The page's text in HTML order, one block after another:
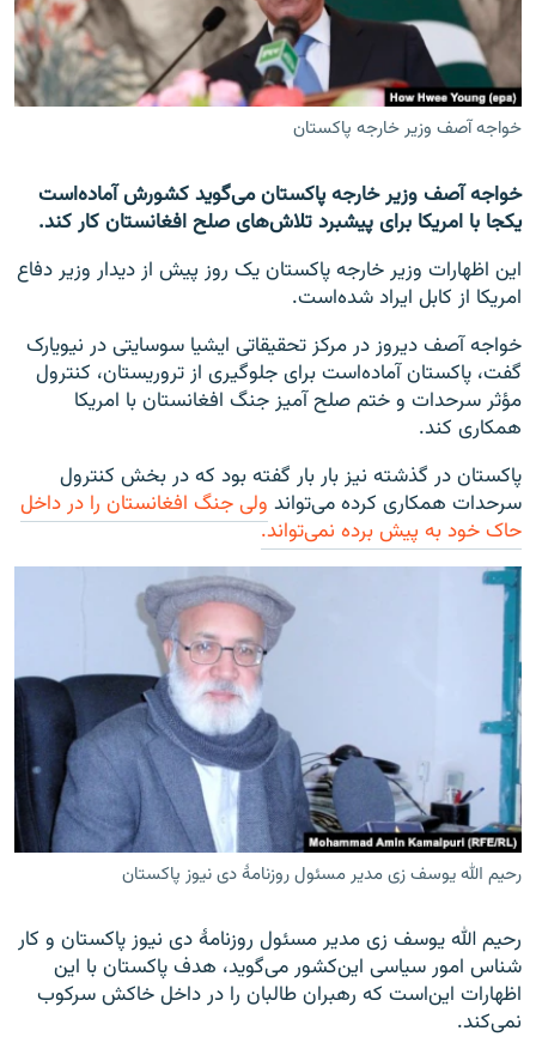
تماس
صفحه پشتو
Azadi English
به ما بپیوندید
همۀ سایت‌های رادیو آزادی/ رادیو اروپای آزاد
خواجه آصف وزیر خارجه پاکستان
خواجه آصف وزیر خارجه پاکستان می‌گوید کشورش آماده‌است
یکجا با امریکا برای پیشبرد تلاش‌های صلح افغانستان کار کند.
این اظهارات وزیر خارجه پاکستان یک روز پیش از دیدار وزیر دفاع
امریکا از کابل ایراد شده‌است.
خواجه آصف دیروز در مرکز تحقیقاتی ایشیا سوسایتی در نیویارک
گفت، پاکستان آماده‌است برای جلوگیری از تروریستان، کنترول
مؤثر سرحدات و ختم صلح آمیز جنگ افغانستان با امریکا
همکاری کند.
پاکستان در گذشته نیز بار بار گفته بود که در بخش کنترول
سرحدات همکاری کرده می‌تواند ولی جنگ افغانستان را در داخل
حاک خود به پیش برده نمی‌تواند.
رحیم الله یوسف زی مدیر مسئول روزنامۀ دی نیوز پاکستان
رحیم الله یوسف زی مدیر مسئول روزنامۀ دی نیوز پاکستان و کار
شناس امور سیاسی این‌کشور می‌گوید، هدف پاکستان با این
اظهارات این‌است که رهبران طالبان را در داخل خاکش سرکوب
نمی‌کند.